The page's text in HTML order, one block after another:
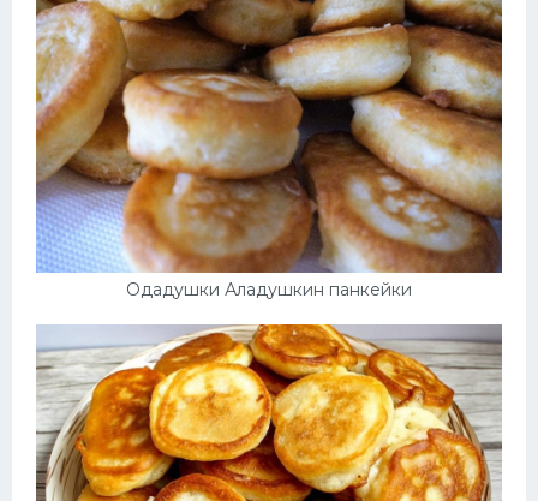
Одадушки Аладушкин панкейки